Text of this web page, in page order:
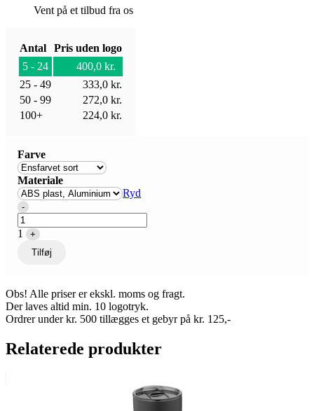
Vent på et tilbud fra os
Antal
Pris uden logo
5 - 24
400,0 kr.
25 - 49
333,0 kr.
50 - 99
272,0 kr.
100+
224,0 kr.
Farve
Materiale
Ryd
Quantity
-
1
+
Tilføj
Obs! Alle priser er ekskl. moms og fragt.
Der laves altid min. 10 logotryk.
Ordrer under kr. 500 tillægges et gebyr på kr. 125,-
Relaterede produkter